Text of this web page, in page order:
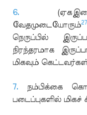
6.
வேதமுடையோரும்27
நெருப்பில்
நிரந்தரமாக
மிகவும்
7.
நம்பிக்கை
படைப்புகளில் மிகச்